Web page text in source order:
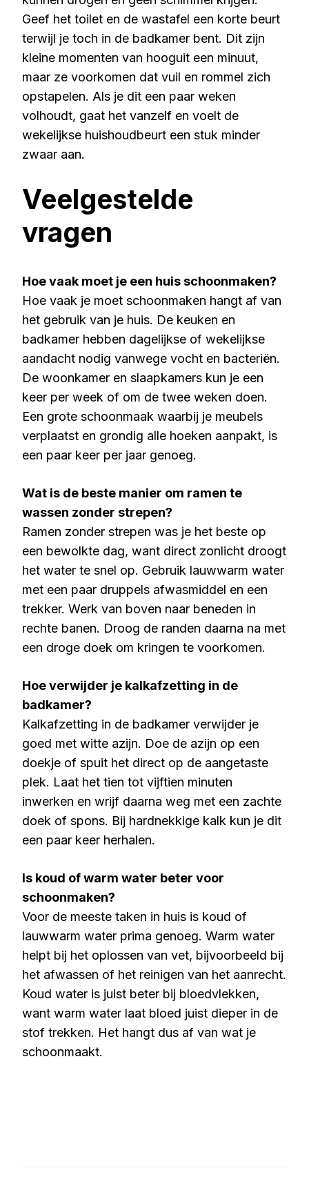
Geef het toilet en de wastafel een korte beurt
terwijl je toch in de badkamer bent. Dit zijn
kleine momenten van hooguit een minuut,
maar ze voorkomen dat vuil en rommel zich
opstapelen. Als je dit een paar weken
volhoudt, gaat het vanzelf en voelt de
wekelijkse huishoudbeurt een stuk minder
zwaar aan.
Veelgestelde
vragen
Hoe vaak moet je een huis schoonmaken?
Hoe vaak je moet schoonmaken hangt af van
het gebruik van je huis. De keuken en
badkamer hebben dagelijkse of wekelijkse
aandacht nodig vanwege vocht en bacteriën.
De woonkamer en slaapkamers kun je een
keer per week of om de twee weken doen.
Een grote schoonmaak waarbij je meubels
verplaatst en grondig alle hoeken aanpakt, is
een paar keer per jaar genoeg.
Wat is de beste manier om ramen te
wassen zonder strepen?
Ramen zonder strepen was je het beste op
een bewolkte dag, want direct zonlicht droogt
het water te snel op. Gebruik lauwwarm water
met een paar druppels afwasmiddel en een
trekker. Werk van boven naar beneden in
rechte banen. Droog de randen daarna na met
een droge doek om kringen te voorkomen.
Hoe verwijder je kalkafzetting in de
badkamer?
Kalkafzetting in de badkamer verwijder je
goed met witte azijn. Doe de azijn op een
doekje of spuit het direct op de aangetaste
plek. Laat het tien tot vijftien minuten
inwerken en wrijf daarna weg met een zachte
doek of spons. Bij hardnekkige kalk kun je dit
een paar keer herhalen.
Is koud of warm water beter voor
schoonmaken?
Voor de meeste taken in huis is koud of
lauwwarm water prima genoeg. Warm water
helpt bij het oplossen van vet, bijvoorbeeld bij
het afwassen of het reinigen van het aanrecht.
Koud water is juist beter bij bloedvlekken,
want warm water laat bloed juist dieper in de
stof trekken. Het hangt dus af van wat je
schoonmaakt.